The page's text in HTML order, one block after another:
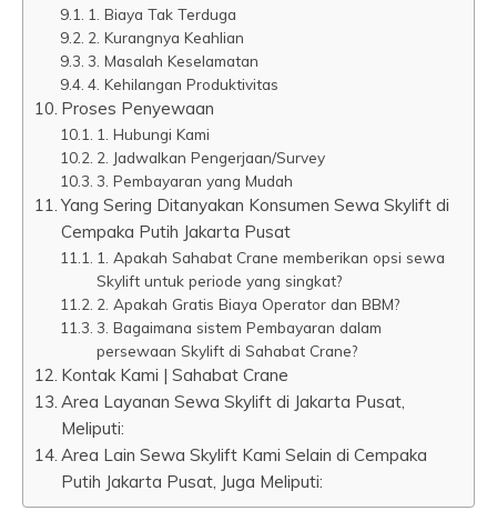
1. Biaya Tak Terduga
2. Kurangnya Keahlian
3. Masalah Keselamatan
4. Kehilangan Produktivitas
Proses Penyewaan
1. Hubungi Kami
2. Jadwalkan Pengerjaan/Survey
3. Pembayaran yang Mudah
Yang Sering Ditanyakan Konsumen Sewa Skylift di
Cempaka Putih Jakarta Pusat
1. Apakah Sahabat Crane memberikan opsi sewa
Skylift untuk periode yang singkat?
2. Apakah Gratis Biaya Operator dan BBM?
3. Bagaimana sistem Pembayaran dalam
persewaan Skylift di Sahabat Crane?
Kontak Kami | Sahabat Crane
Area Layanan Sewa Skylift di Jakarta Pusat,
Meliputi:
Area Lain Sewa Skylift Kami Selain di Cempaka
Putih Jakarta Pusat, Juga Meliputi: